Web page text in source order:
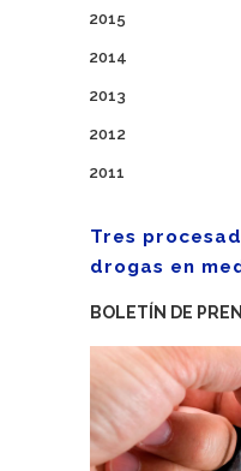
2015
2014
2013
2012
2011
Tres
drogas en
BOLETÍN DE